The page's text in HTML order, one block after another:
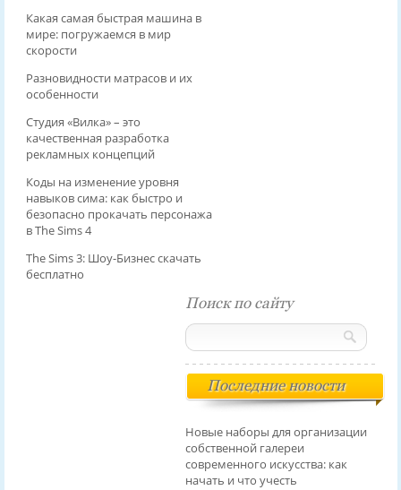
Какая самая быстрая машина в
мире: погружаемся в мир
скорости
Разновидности матрасов и их
особенности
Студия «Вилка» – это
качественная разработка
рекламных концепций
Коды на изменение уровня
навыков сима: как быстро и
безопасно прокачать персонажа
в The Sims 4
The Sims 3: Шоу-Бизнес скачать
бесплатно
Поиск по сайту
Последние новости
Новые наборы для организации
собственной галереи
современного искусства: как
начать и что учесть